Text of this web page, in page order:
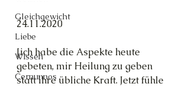
Gleichgewicht
Liebe
Wissen
Cernunnos
24.11.2020
[ich habe die Aspekte heute
gebeten, mir Heilung zu geben
statt ihre übliche Kraft. Jetzt fühle